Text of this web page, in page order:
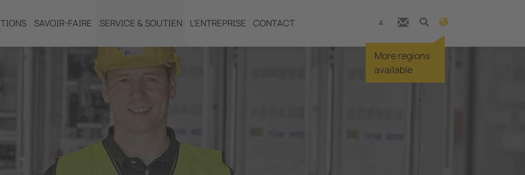
SAVOIR-FAIRE SERVICE & SOUTIEN L'ENTREPRISE CONTACT
More regions
available